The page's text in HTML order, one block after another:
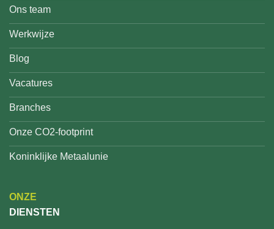
Ons team
Werkwijze
Blog
Vacatures
Branches
Onze CO2-footprint
Koninklijke Metaalunie
ONZE
DIENSTEN